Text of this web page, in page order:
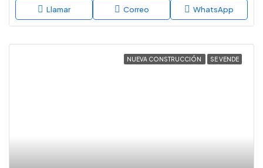
Llamar Correo WhatsApp
NUEVA CONSTRUCCIÓN SE VENDE